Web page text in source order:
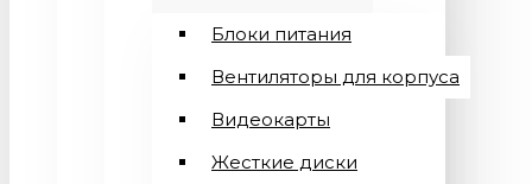
Блоки питания
Вентиляторы для корпуса
Видеокарты
Жесткие диски